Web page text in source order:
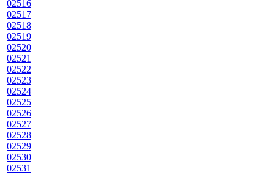
02516
02517
02518
02519
02520
02521
02522
02523
02524
02525
02526
02527
02528
02529
02530
02531